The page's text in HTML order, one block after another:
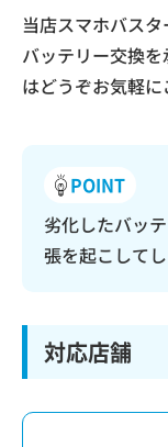
当店スマホバス
バッテリー交換
はどうぞお気軽に
POINT
劣化したバッ
張を起こして
対応店舗